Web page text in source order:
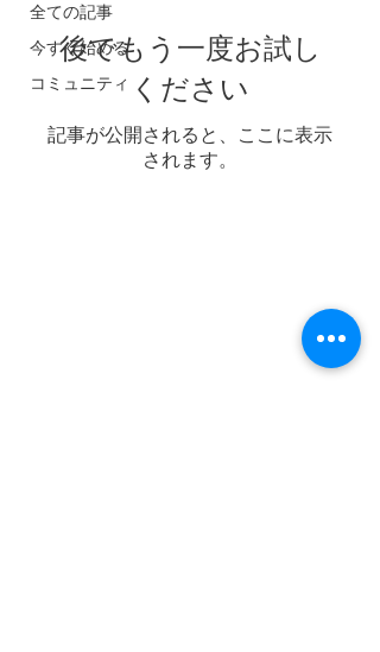
全ての記事
今すぐ始める
コミュニティ
後でもう一度お試し
ください
記事が公開されると、ここに表示
されます。